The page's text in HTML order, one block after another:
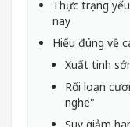
Thực trạng
nay
Hiểu đúng về
Xuất tinh
Rối loạn
nghe"